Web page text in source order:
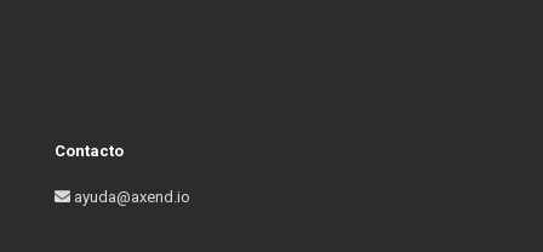
Contacto
ayuda@axend.io